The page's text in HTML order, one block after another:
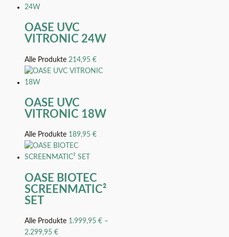
OASE UVC
VITRONIC 24W
Alle Produkte 214,95 €
OASE UVC
VITRONIC 18W
Alle Produkte 189,95 €
OASE BIOTEC
SCREENMATIC²
SET
Alle Produkte 1.999,95 € –
2.299,95 €